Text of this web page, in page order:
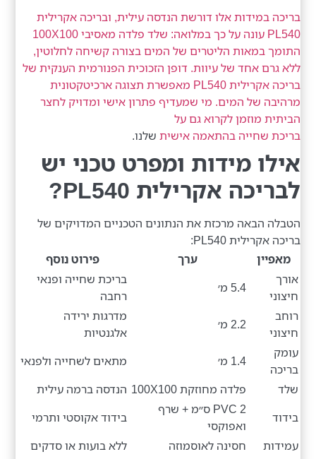
בריכה במידות אלו דורשת הנדסה עילית, ובריכה אקרילית
PL540 עונה על כך במלואה: שלד פלדה מאסיבי 100X100
התומך במאות הליטרים של המים בצורה קשיחה לחלוטין,
ללא גרם אחד של עיוות. דופן הזכוכית הפנורמית הענקית של
בריכה אקרילית PL540 מאפשרת תצוגה ארכיטקטונית
מרהיבה של המים. מי שמעדיף פתרון אישי ומדויק לחצר
הביתית מוזמן לקרוא גם על
בריכת שחייה בהתאמה אישית שלנו.
אילו מידות ומפרט טכני יש
לבריכה אקרילית PL540?
הטבלה הבאה מרכזת את הנתונים הטכניים המדויקים של
בריכה אקרילית PL540:
מאפיין
ערך
פירוט נוסף
אורך
חיצוני
5.4 מ׳
בריכת שחייה ופנאי
רחבה
רוחב
חיצוני
2.2 מ׳
מדרגות ירידה
אלגנטיות
עומק
בריכה
1.4 מ׳
מתאים לשחייה ולפנאי
שלד
פלדה מחוזקת 100X100
הנדסה ברמה עילית
בידוד
PVC 2 ס״מ + שרף
ואפוקסי
בידוד אקוסטי ותרמי
עמידות
חסינה לאוסמוזה ללא בועות או סדקים